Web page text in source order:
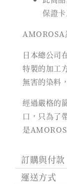
保證
AMOROSA
日本總公司
特製的加工
無害的染料
經過嚴格的
口，只為了
是
訂購與付款
運送方式